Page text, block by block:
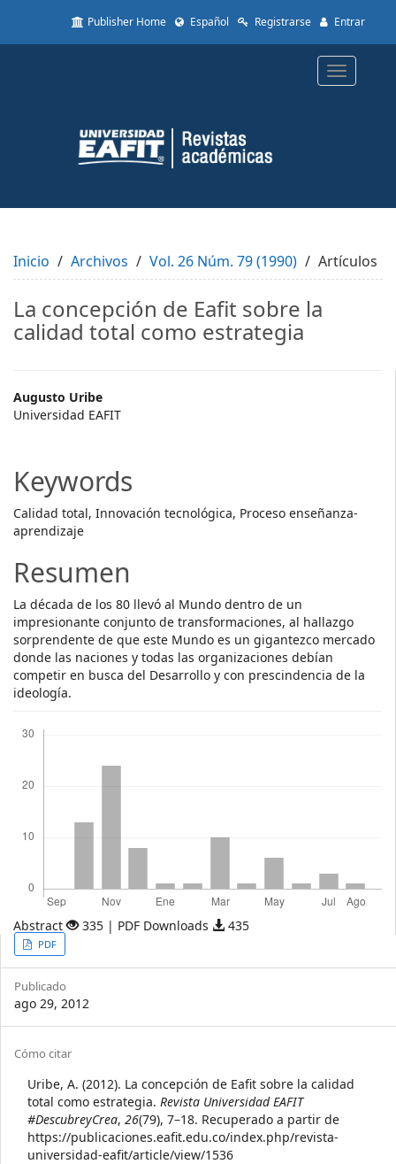
to
Content
Sidebar
Publisher Home Español Registrarse Entrar
Toggle
Inicio Archivos Vol. 26 Núm. 79 (1990) Artículos
La concepción de Eafit sobre la
calidad total como estrategia
Main
Article
Augusto Uribe
Universidad EAFIT
Keywords
Calidad total, Innovación tecnológica, Proceso enseñanza-
aprendizaje
Resumen
La década de los 80 llevó al Mundo dentro de un
impresionante conjunto de transformaciones, al hallazgo
sorprendente de que este Mundo es un gigantezco mercado
donde las naciones y todas las organizaciones debían
competir en busca del Desarrollo y con prescindencia de la
ideología.
Abstract 335 | PDF Downloads 435
Article
Sidebar
PDF
Publicado
ago 29, 2012
Article
Details
Cómo citar
Uribe, A. (2012). La concepción de Eafit sobre la calidad
total como estrategia. Revista Universidad EAFIT
#DescubreyCrea, 26(79), 7–18. Recuperado a partir de
https://publicaciones.eafit.edu.co/index.php/revista-
universidad-eafit/article/view/1536